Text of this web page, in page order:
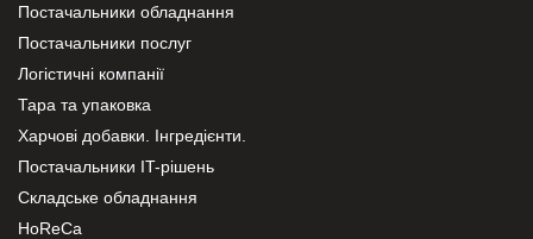
Постачальники обладнання
Постачальники послуг
Логістичні компанії
Тара та упаковка
Харчові добавки. Інгредієнти.
Постачальники IT-рішень
Складське обладнання
HoReCa